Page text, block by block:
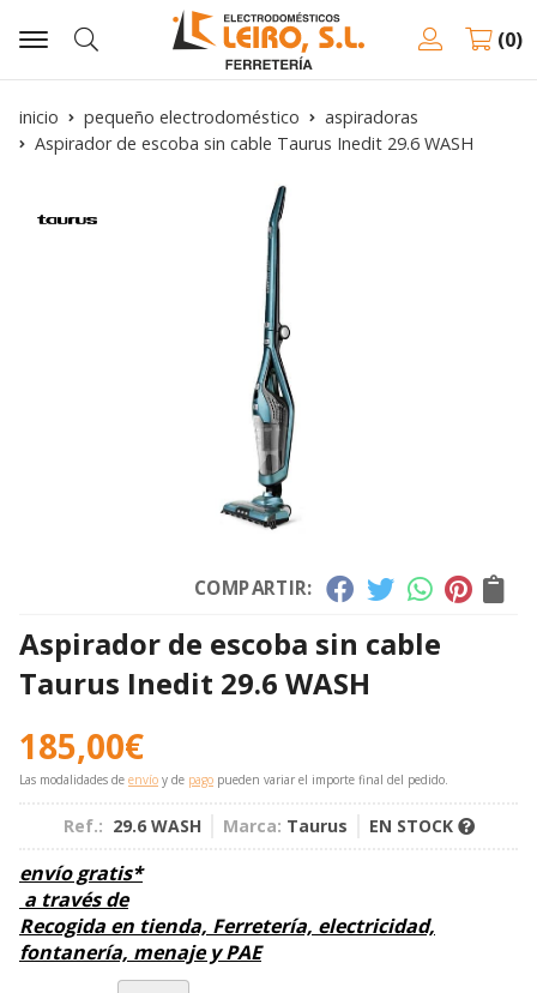
Buscar
0
inicio pequeño electrodoméstico
aspiradoras
Aspirador de escoba sin cable Taurus Inedit 29.6 WASH
COMPARTIR:
Aspirador de escoba sin cable
Taurus Inedit 29.6 WASH
185,00€
Las modalidades de envío y de pago pueden variar el importe final del pedido.
Ref.: 29.6 WASH Marca: Taurus EN STOCK
envío gratis*
a través de
Recogida en tienda, Ferretería, electricidad,
fontanería, menaje y PAE